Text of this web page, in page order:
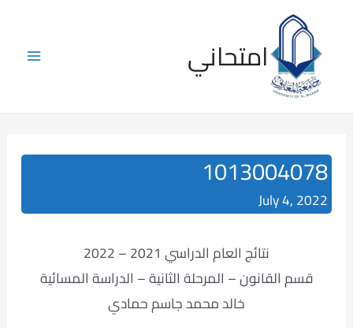
content
Main
امتحاني
1013004078
July 4, 2022
نتائج العام الدراسي 2021 – 2022
قسم القانون – المرحلة الثانية – الدراسة المسائية
خالد محمد جاسم حمادي